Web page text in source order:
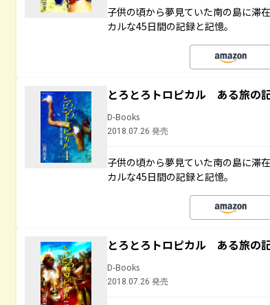
子供の頃から夢見ていた南の島に滞
カルな45日間の記録と記憶。
とろとろトロピカル ある旅の
D-Books
2018.07.26 発売
子供の頃から夢見ていた南の島に滞
カルな45日間の記録と記憶。
とろとろトロピカル ある旅の
D-Books
2018.07.26 発売